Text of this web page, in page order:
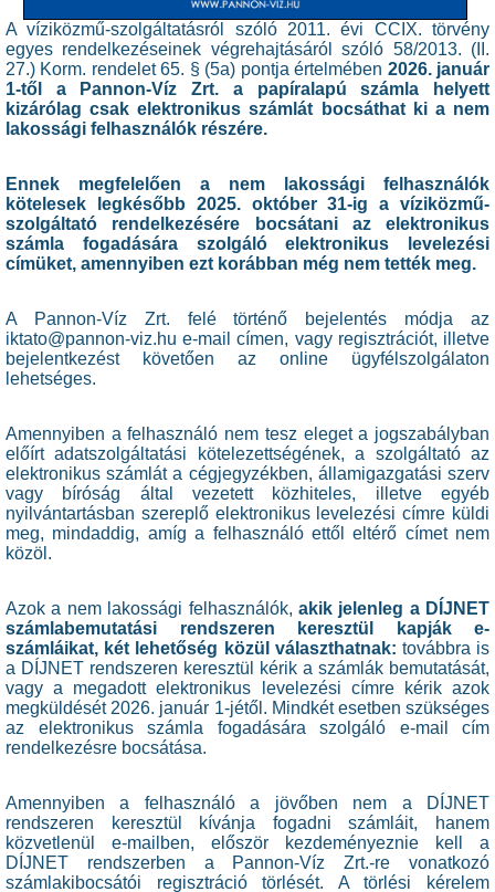
A víziközmű-szolgáltatásról szóló 2011. évi CCIX. törvény
egyes rendelkezéseinek végrehajtásáról szóló 58/2013. (II.
27.) Korm. rendelet 65. § (5a) pontja értelmében 2026. január
1-től a Pannon-Víz Zrt. a papíralapú számla helyett
kizárólag csak elektronikus számlát bocsáthat ki a nem
lakossági felhasználók részére.
Ennek megfelelően a nem lakossági felhasználók
kötelesek legkésőbb 2025. október 31-ig a víziközmű-
szolgáltató rendelkezésére bocsátani az elektronikus
számla fogadására szolgáló elektronikus levelezési
címüket, amennyiben ezt korábban még nem tették meg.
A Pannon-Víz Zrt. felé történő bejelentés módja az
iktato@pannon-viz.hu e-mail címen, vagy regisztrációt, illetve
bejelentkezést követően az online ügyfélszolgálaton
lehetséges.
Amennyiben a felhasználó nem tesz eleget a jogszabályban
előírt adatszolgáltatási kötelezettségének, a szolgáltató az
elektronikus számlát a cégjegyzékben, államigazgatási szerv
vagy bíróság által vezetett közhiteles, illetve egyéb
nyilvántartásban szereplő elektronikus levelezési címre küldi
meg, mindaddig, amíg a felhasználó ettől eltérő címet nem
közöl.
Azok a nem lakossági felhasználók, akik jelenleg a DÍJNET
számlabemutatási rendszeren keresztül kapják e-
számláikat, két lehetőség közül választhatnak: továbbra is
a DÍJNET rendszeren keresztül kérik a számlák bemutatását,
vagy a megadott elektronikus levelezési címre kérik azok
megküldését 2026. január 1-jétől. Mindkét esetben szükséges
az elektronikus számla fogadására szolgáló e-mail cím
rendelkezésre bocsátása.
Amennyiben a felhasználó a jövőben nem a DÍJNET
rendszeren keresztül kívánja fogadni számláit, hanem
közvetlenül e-mailben, először kezdeményeznie kell a
DÍJNET rendszerben a Pannon-Víz Zrt.-re vonatkozó
számlakibocsátói regisztráció törlését. A törlési kérelem